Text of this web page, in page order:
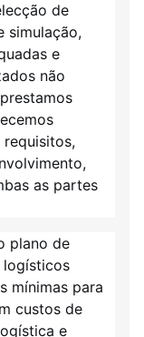
de
simulação,
e
não
as partes
plano de
logísticos
mínimas para
custos de
e